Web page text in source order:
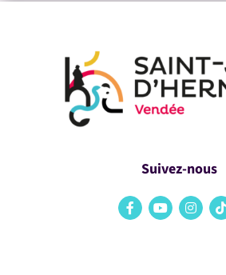
Suivez-nous